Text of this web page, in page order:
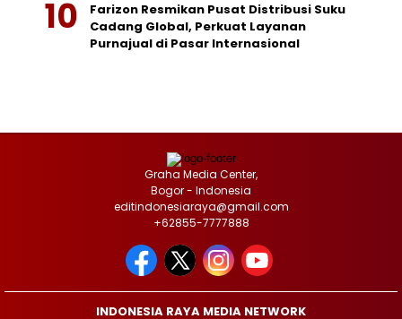
Farizon Resmikan Pusat Distribusi Suku
Cadang Global, Perkuat Layanan
Purnajual di Pasar Internasional
Graha Media Center,
Bogor - Indonesia
editindonesiaraya@gmail.com
+62855-7777888
INDONESIA RAYA MEDIA NETWORK